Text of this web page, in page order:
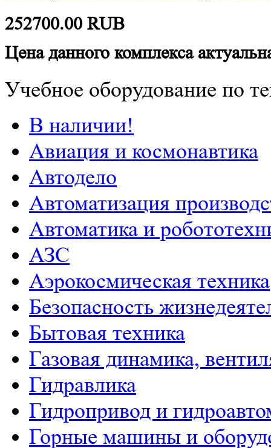
252700.00RUB
Цена данного комплекса
Учебное оборудование по
В наличии!
Авиация и космонавтика
Автодело
Автоматизация
Автоматика и
АЗС
Аэрокосмическая техника
Безопасность
Бытовая техника
Газовая динамика,
Гидравлика
Гидропривод и
Горные машины и